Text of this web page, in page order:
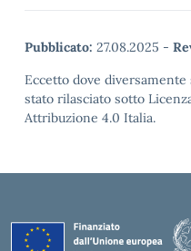
Pubblicato: 27.08.2025 -
Eccetto dove
stato rilasciato sotto
Attribuzione 4.0 Italia.